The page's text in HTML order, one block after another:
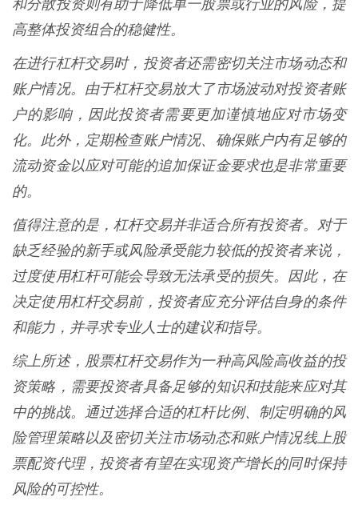
和分散投资则有助于降低单一股票或行业的风险，提
高整体投资组合的稳健性。
在进行杠杆交易时，投资者还需密切关注市场动态和
账户情况。由于杠杆交易放大了市场波动对投资者账
户的影响，因此投资者需要更加谨慎地应对市场变
化。此外，定期检查账户情况、确保账户内有足够的
流动资金以应对可能的追加保证金要求也是非常重要
的。
值得注意的是，杠杆交易并非适合所有投资者。对于
缺乏经验的新手或风险承受能力较低的投资者来说，
过度使用杠杆可能会导致无法承受的损失。因此，在
决定使用杠杆交易前，投资者应充分评估自身的条件
和能力，并寻求专业人士的建议和指导。
综上所述，股票杠杆交易作为一种高风险高收益的投
资策略，需要投资者具备足够的知识和技能来应对其
中的挑战。通过选择合适的杠杆比例、制定明确的风
险管理策略以及密切关注市场动态和账户情况线上股
票配资代理，投资者有望在实现资产增长的同时保持
风险的可控性。